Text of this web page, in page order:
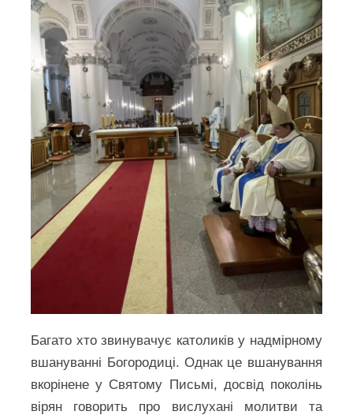
Багато хто звинувачує католиків у надмірному
вшануванні Богородиці. Однак це вшанування
вкорінене у Святому Письмі, досвід поколінь
вірян говорить про вислухані молитви та